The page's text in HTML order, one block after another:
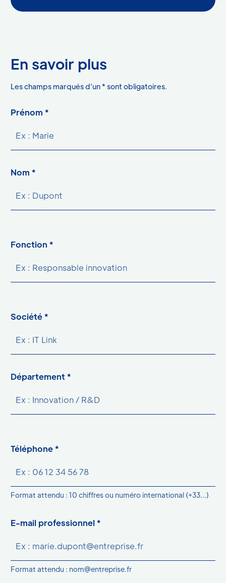
En savoir plus
Les champs marqués d’un * astérisque
sont obligatoires.
Prénom *
Nom *
Fonction *
Société *
Département *
Téléphone *
Format attendu : 10 chiffres ou numéro international (+33…)
E-mail professionnel *
Format attendu : nom@entreprise.fr